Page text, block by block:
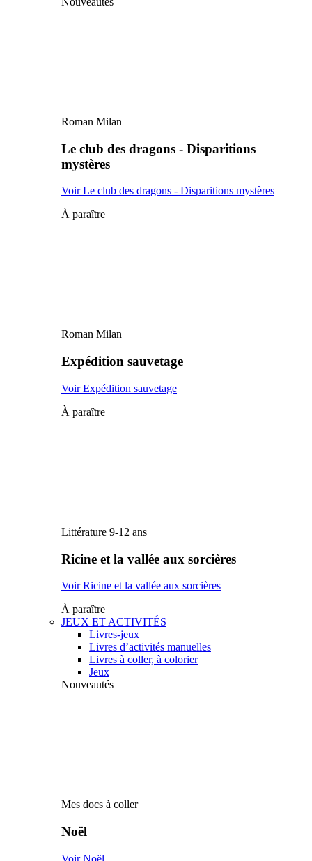
Roman Milan
Le club des dragons - Disparitions
mystères
Voir Le club des dragons - Disparitions mystères
À paraître
Roman Milan
Expédition sauvetage
Voir Expédition sauvetage
À paraître
Littérature 9-12 ans
Ricine et la vallée aux sorcières
Voir Ricine et la vallée aux sorcières
À paraître
JEUX ET ACTIVITÉS
Livres-jeux
Livres d’activités manuelles
Livres à coller, à colorier
Jeux
Nouveautés
Mes docs à coller
Noël
Voir Noël